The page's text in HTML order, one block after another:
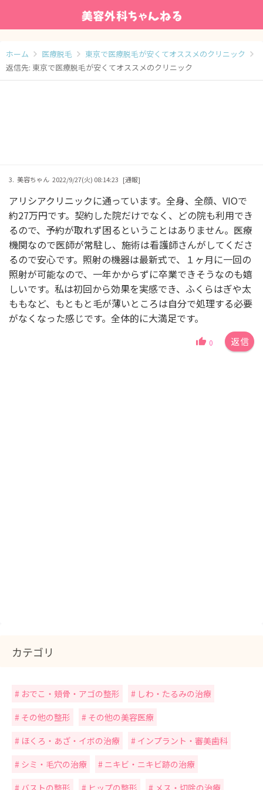
ホーム 医療脱毛
東京で医療脱毛が安くてオススメのクリニック
返信先: 東京で医療脱毛が安くてオススメのクリニック
3. 美容ちゃん 2022/9/27(火) 08:14:23 [通報]
アリシアクリニックに通っています。全身、全顔、VIOで
約27万円です。契約した院だけでなく、どの院も利用でき
るので、予約が取れず困るということはありません。医療
機関なので医師が常駐し、施術は看護師さんがしてくださ
るので安心です。照射の機器は最新式で、１ヶ月に一回の
照射が可能なので、一年かからずに卒業できそうなのも嬉
しいです。私は初回から効果を実感でき、ふくらはぎや太
ももなど、もともと毛が薄いところは自分で処理する必要
がなくなった感じです。全体的に大満足です。
返信
0
カテゴリ
おでこ・頬骨・アゴの整形
しわ・たるみの治療
その他の整形
その他の美容医療
ほくろ・あざ・イボの治療
インプラント・審美歯科
シミ・毛穴の治療
ニキビ・ニキビ跡の治療
バストの整形
ヒップの整形 メス・切除の治療